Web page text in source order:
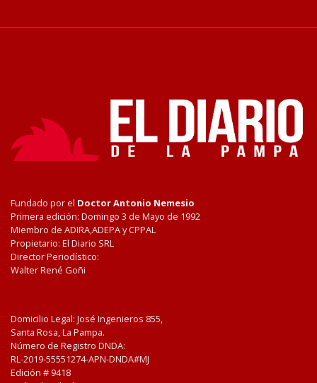
Fundado por el Doctor Antonio Nemesio
Primera edición: Domingo 3 de Mayo de 1992
Miembro de ADIRA,ADEPA y CPPAL
Propietario: El Diario SRL
Director Periodístico:
Walter René Goñi
Domicilio Legal: José Ingenieros 855,
Santa Rosa, La Pampa.
Número de Registro DNDA:
RL-2019-55551274-APN-DNDA#MJ
Edición # 9418